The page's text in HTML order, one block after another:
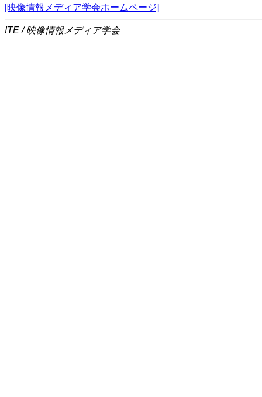
[映像情報メディア学会ホームページ]
ITE / 映像情報メディア学会